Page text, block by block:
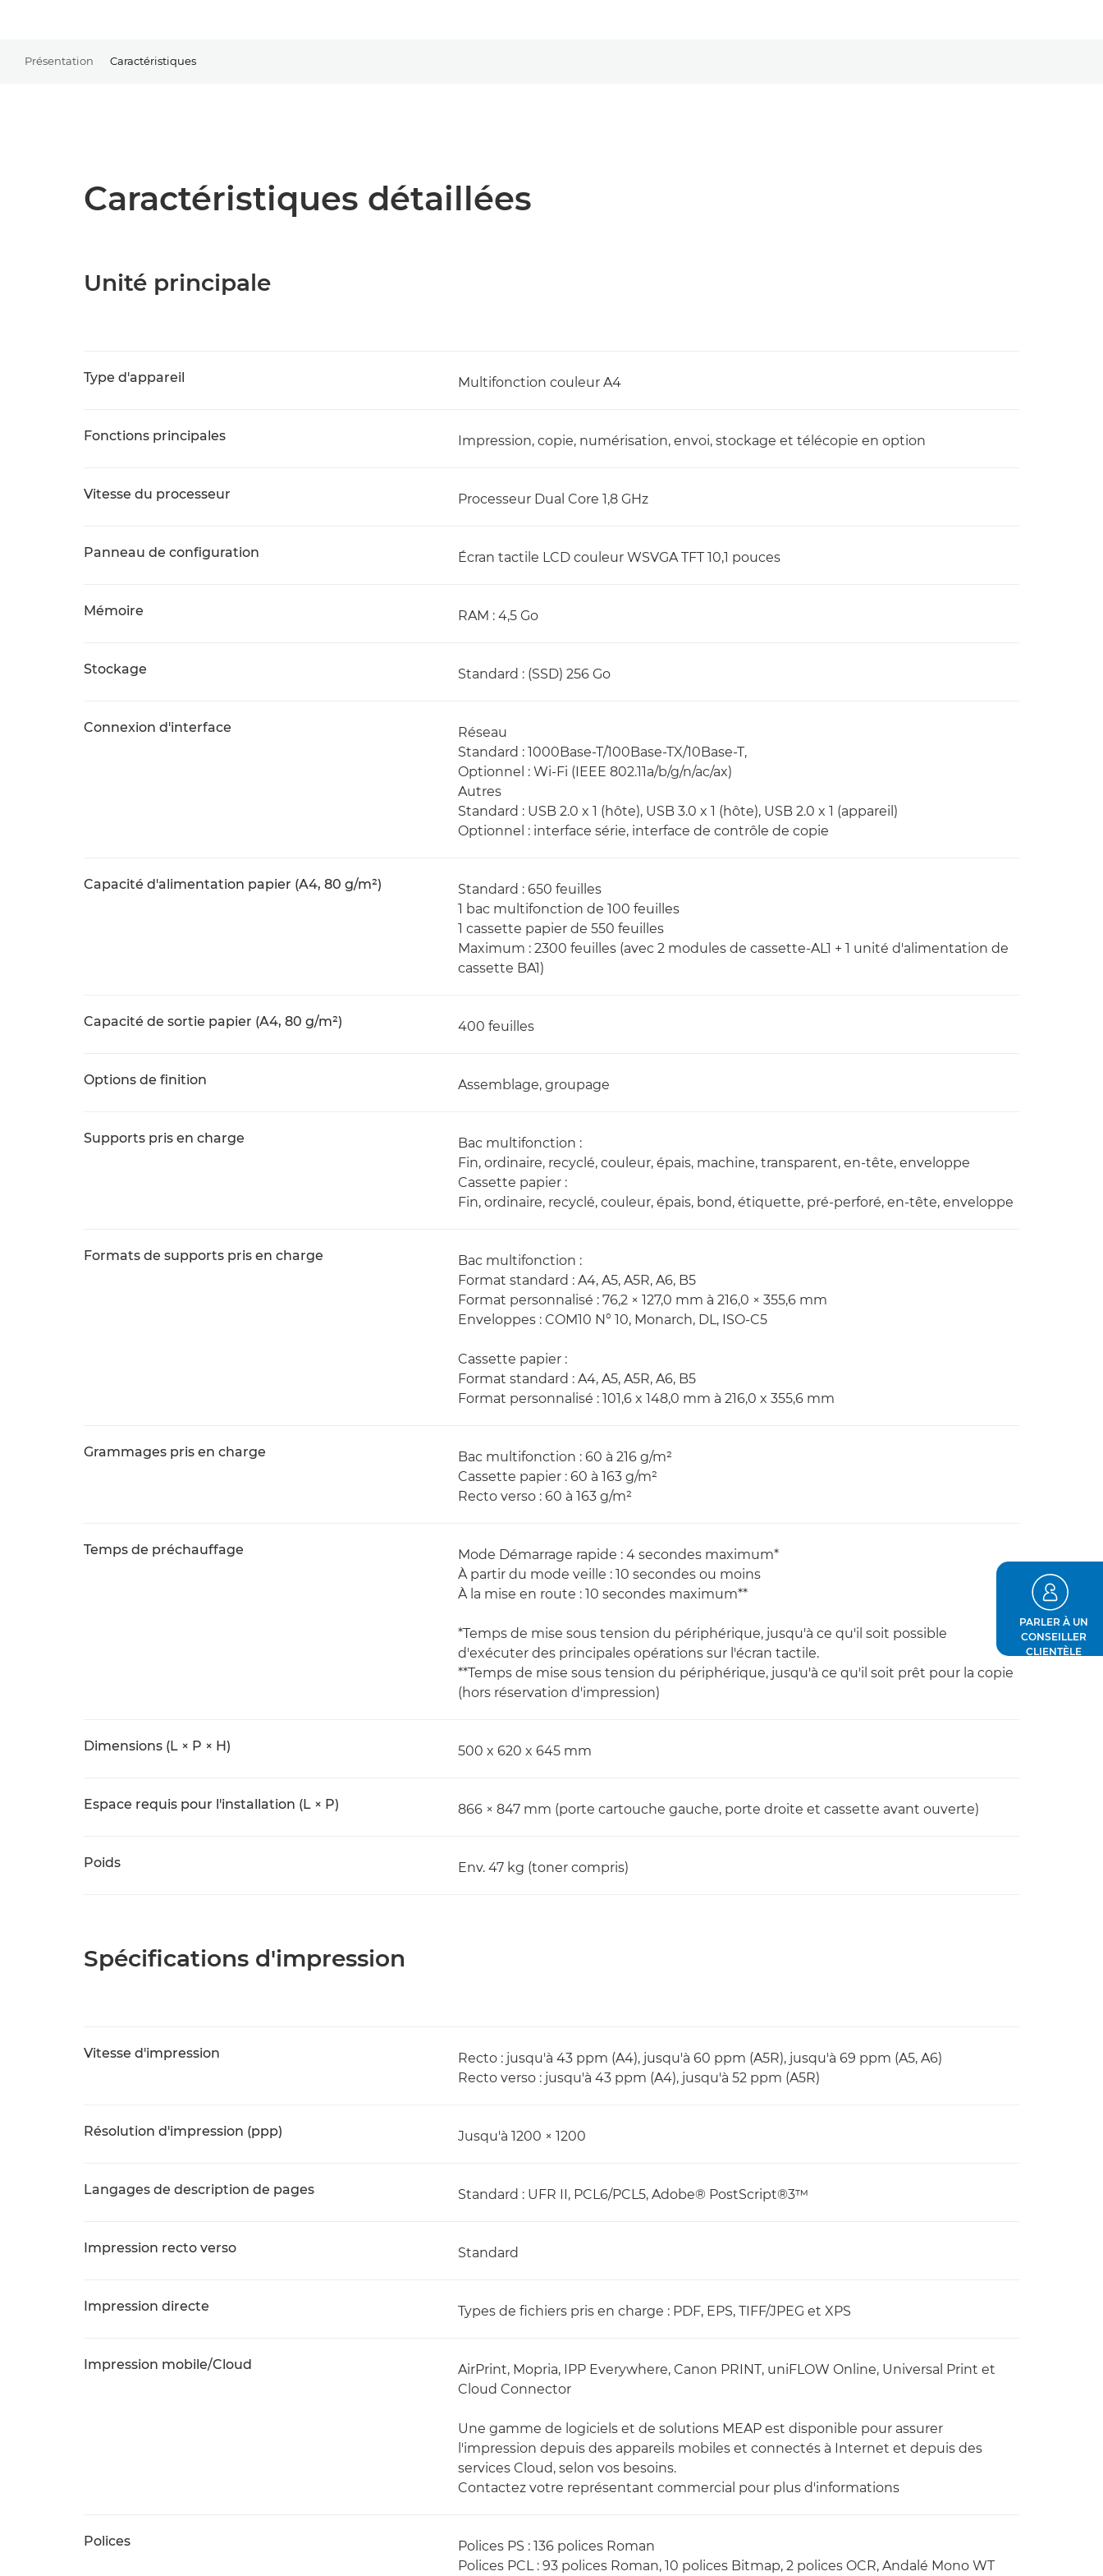
Présentation Caractéristiques
Caractéristiques détaillées
Unité principale
Type d'appareil Multifonction couleur A4
Fonctions principales Impression, copie, numérisation, envoi, stockage et télécopie en option
Vitesse du processeur Processeur Dual Core 1,8 GHz
Panneau de configuration Écran tactile LCD couleur WSVGA TFT 10,1 pouces
Mémoire RAM : 4,5 Go
Stockage Standard : (SSD) 256 Go
Connexion d'interface
Réseau
Standard : 1000Base-T/100Base-TX/10Base-T,
Optionnel : Wi-Fi (IEEE 802.11a/b/g/n/ac/ax)
Autres
Standard : USB 2.0 x 1 (hôte), USB 3.0 x 1 (hôte), USB 2.0 x 1 (appareil)
Optionnel : interface série, interface de contrôle de copie
Capacité d'alimentation papier (A4, 80 g/m²)
Standard : 650 feuilles
1 bac multifonction de 100 feuilles
1 cassette papier de 550 feuilles
Maximum : 2300 feuilles (avec 2 modules de cassette-AL1 + 1 unité d'alimentation de
cassette BA1)
Capacité de sortie papier (A4, 80 g/m²) 400 feuilles
Options de finition Assemblage, groupage
Supports pris en charge
Bac multifonction :
Fin, ordinaire, recyclé, couleur, épais, machine, transparent, en-tête, enveloppe
Cassette papier :
Fin, ordinaire, recyclé, couleur, épais, bond, étiquette, pré-perforé, en-tête, enveloppe
Formats de supports pris en charge
Bac multifonction :
Format standard : A4, A5, A5R, A6, B5
Format personnalisé : 76,2 × 127,0 mm à 216,0 × 355,6 mm
Enveloppes : COM10 N° 10, Monarch, DL, ISO-C5
Cassette papier :
Format standard : A4, A5, A5R, A6, B5
Format personnalisé : 101,6 x 148,0 mm à 216,0 x 355,6 mm
Grammages pris en charge
Bac multifonction : 60 à 216 g/m²
Cassette papier : 60 à 163 g/m²
Recto verso : 60 à 163 g/m²
Temps de préchauffage
Mode Démarrage rapide : 4 secondes maximum*
À partir du mode veille : 10 secondes ou moins
À la mise en route : 10 secondes maximum**
*Temps de mise sous tension du périphérique, jusqu'à ce qu'il soit possible
d'exécuter des principales opérations sur l'écran tactile.
**Temps de mise sous tension du périphérique, jusqu'à ce qu'il soit prêt pour la copie
(hors réservation d'impression)
Dimensions (L × P × H) 500 x 620 x 645 mm
Espace requis pour l'installation (L × P) 866 × 847 mm (porte cartouche gauche, porte droite et cassette avant ouverte)
Poids Env. 47 kg (toner compris)
Spécifications d'impression
Vitesse d'impression
Recto : jusqu'à 43 ppm (A4), jusqu'à 60 ppm (A5R), jusqu'à 69 ppm (A5, A6)
Recto verso : jusqu'à 43 ppm (A4), jusqu'à 52 ppm (A5R)
Résolution d'impression (ppp) Jusqu'à 1200 × 1200
Langages de description de pages Standard : UFR II, PCL6/PCL5, Adobe® PostScript®3™
Impression recto verso Standard
Impression directe Types de fichiers pris en charge : PDF, EPS, TIFF/JPEG et XPS
Impression mobile/Cloud
AirPrint, Mopria, IPP Everywhere, Canon PRINT, uniFLOW Online, Universal Print et
Cloud Connector
Une gamme de logiciels et de solutions MEAP est disponible pour assurer
l'impression depuis des appareils mobiles et connectés à Internet et depuis des
services Cloud, selon vos besoins.
Contactez votre représentant commercial pour plus d'informations
Polices
Polices PS : 136 polices Roman
Polices PCL : 93 polices Roman, 10 polices Bitmap, 2 polices OCR, Andalé Mono WT
PARLER À UN
CONSEILLER
CLIENTÈLE